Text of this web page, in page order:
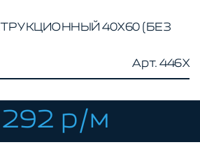
ТОВАРОВ
ПРОФИЛЬ
40Х60 (БЕЗ
Арт. 446X
р/м